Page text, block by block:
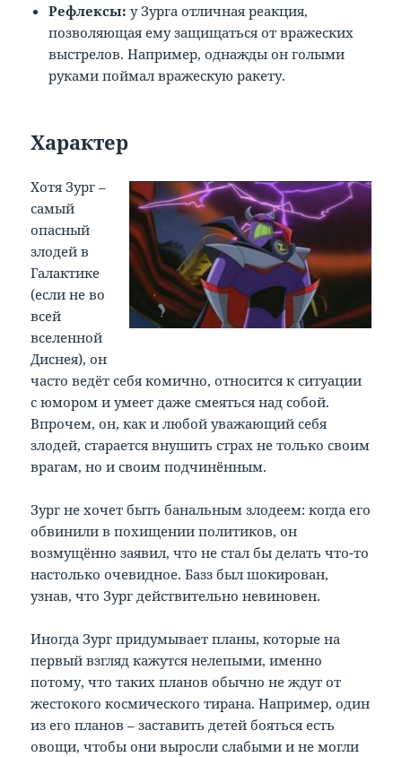
Рефлексы:у Зурга отличная реакция,
позволяющая ему защищаться от вражеских
выстрелов. Например, однажды он голыми
руками поймал вражескую ракету.
Характер
Хотя Зург –
самый
опасный
злодей в
Галактике
(если не во
всей
вселенной
Диснея), он
часто ведёт себя комично, относится к ситуации
с юмором и умеет даже смеяться над собой.
Впрочем, он, как и любой уважающий себя
злодей, старается внушить страх не только своим
врагам, но и своим подчинённым.
Зург не хочет быть банальным злодеем: когда его
обвинили в похищении политиков, он
возмущённо заявил, что не стал бы делать что-то
настолько очевидное. Базз был шокирован,
узнав, что Зург действительно невиновен.
Иногда Зург придумывает планы, которые на
первый взгляд кажутся нелепыми, именно
потому, что таких планов обычно не ждут от
жестокого космического тирана. Например, один
из его планов – заставить детей бояться есть
овощи, чтобы они выросли слабыми и не могли